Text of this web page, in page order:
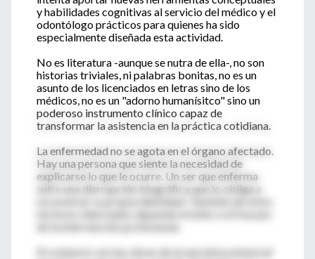
y habilidades cognitivas al servicio del médico y el
odontólogo prácticos para quienes ha sido
especialmente diseñada esta actividad.
No es literatura -aunque se nutra de ella-, no son
historias triviales, ni palabras bonitas, no es un
asunto de los licenciados en letras sino de los
médicos, no es un "adorno humanísitco" sino un
poderoso instrumento clínico capaz de
transformar la asistencia en la práctica cotidiana.
La enfermedad no se agota en el órgano afectado.
Hay una persona que siente la necesidad de
explicarse lo que le ocurre. Un ser que enferma
sufre una disrrupción biográfica que lo obliga a
reconstruir su propia identidad. También de estos
El contacto con las obras de la narrativa universal